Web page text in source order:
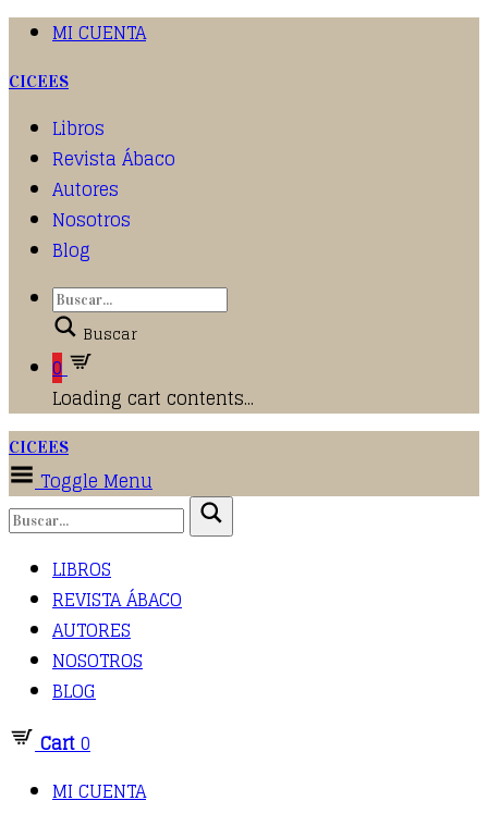
MI CUENTA
CICEES
Libros
Revista Ábaco
Autores
Nosotros
Blog
Buscar
0
Loading cart contents...
CICEES
Toggle Menu
LIBROS
REVISTA ÁBACO
AUTORES
NOSOTROS
BLOG
Cart0
MI CUENTA